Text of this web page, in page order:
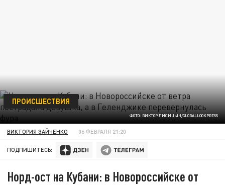
ФОТО: ВИКТОР ЛИСИЦЫН/GLOBALLOOKPRESS
ПРОИСШЕСТВИЯ
ВИКТОРИЯ ЗАЙЧЕНКО 06 ФЕВРАЛЯ 21:20
ПОДПИШИТЕСЬ:
Норд-ост на Кубани: в Новороссийске от